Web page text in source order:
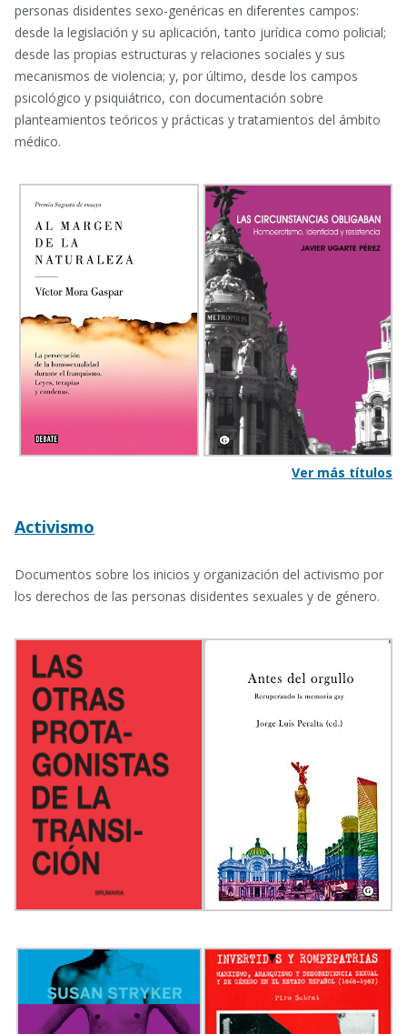
personas disidentes sexo-genéricas en diferentes campos:
desde la legislación y su aplicación, tanto jurídica como policial;
desde las propias estructuras y relaciones sociales y sus
mecanismos de violencia; y, por último, desde los campos
psicológico y psiquiátrico, con documentación sobre
planteamientos teóricos y prácticas y tratamientos del ámbito
médico.
Ver más títulos
Activismo
Documentos sobre los inicios y organización del activismo por
los derechos de las personas disidentes sexuales y de género.